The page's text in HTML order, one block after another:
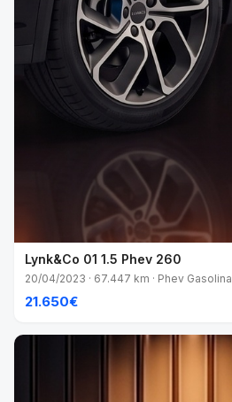
Lynk&Co 01 1.5 Phev 260
20/04/2023 · 67.447 km · Phev Gasolina
21.650€